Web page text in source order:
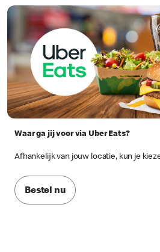
Waar ga jij voor via Uber Eats?
Afhankelijk van jouw locatie, kun je
Bestel nu